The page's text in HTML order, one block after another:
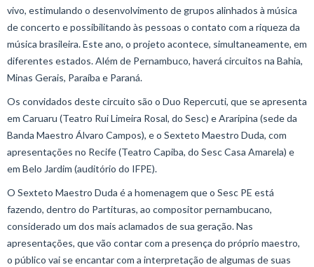
vivo, estimulando o desenvolvimento de grupos alinhados à música
de concerto e possibilitando às pessoas o contato com a riqueza da
música brasileira. Este ano, o projeto acontece, simultaneamente, em
diferentes estados. Além de Pernambuco, haverá circuitos na Bahia,
Minas Gerais, Paraíba e Paraná.
Os convidados deste circuito são o Duo Repercuti, que se apresenta
em Caruaru (Teatro Rui Limeira Rosal, do Sesc) e Araripina (sede da
Banda Maestro Álvaro Campos), e o Sexteto Maestro Duda, com
apresentações no Recife (Teatro Capiba, do Sesc Casa Amarela) e
em Belo Jardim (auditório do IFPE).
O Sexteto Maestro Duda é a homenagem que o Sesc PE está
fazendo, dentro do Partituras, ao compositor pernambucano,
considerado um dos mais aclamados de sua geração. Nas
apresentações, que vão contar com a presença do próprio maestro,
o público vai se encantar com a interpretação de algumas de suas